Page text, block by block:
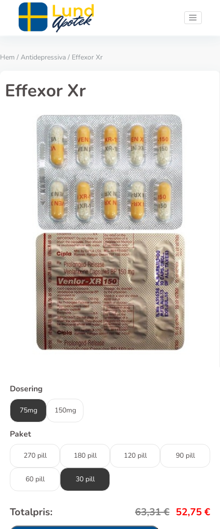
Hem / Antidepressiva / Effexor Xr
Effexor Xr
Dosering
75mg 150mg
Paket
270 pill 180 pill 120 pill 90 pill
60 pill 30 pill
Totalpris: 63,31€ 52,75€